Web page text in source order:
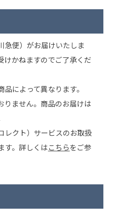
急便）がお届けいたしま
けかねますのでご了承くだ
によって異なります。
りません。商品のお届けは
レクト）サービスのお取扱
す。詳しくは こちらをご参